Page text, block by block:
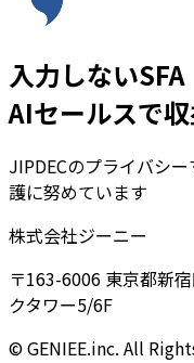
入力しないSFA
AIセールスで
JIPDECのプライバシ
護に努めています
株式会社ジーニー
〒163-6006 東京都新
クタワー5/6F
© GENIEE.inc. All